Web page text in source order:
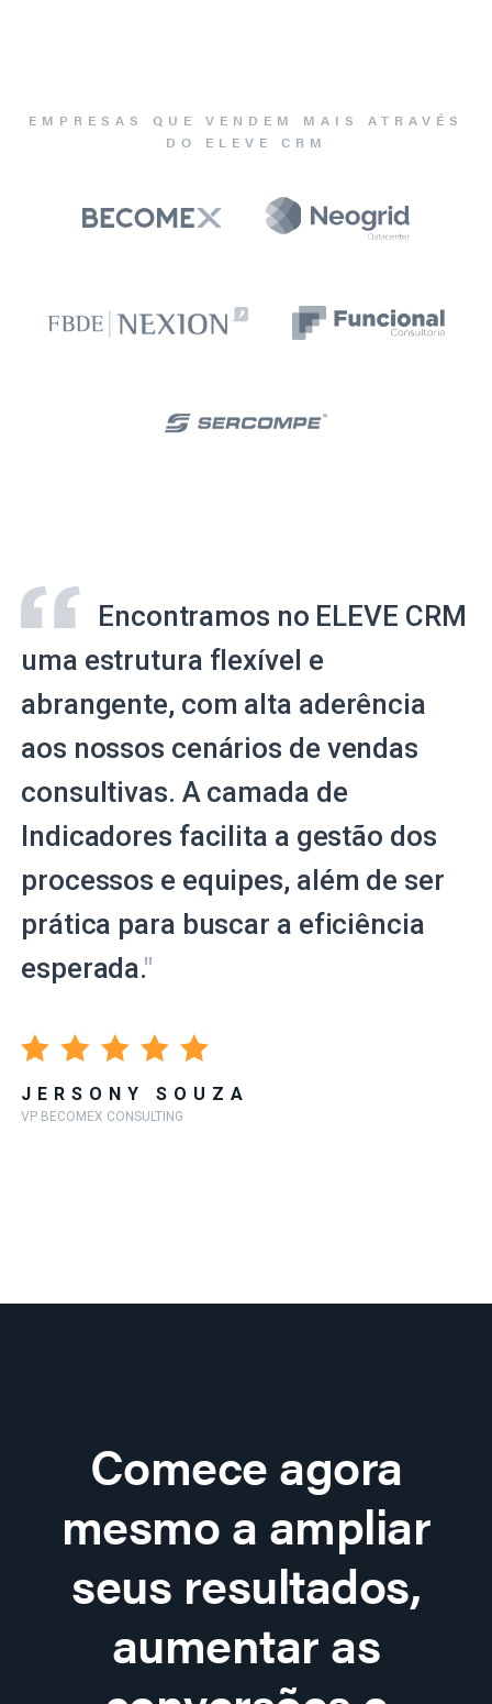
EMPRESAS QUE VENDEM MAIS ATRAVÉS
DO ELEVE CRM
Encontramos no ELEVE CRM
uma estrutura flexível e
abrangente, com alta aderência
aos nossos cenários de vendas
consultivas. A camada de
Indicadores facilita a gestão dos
processos e equipes, além de ser
prática para buscar a eficiência
esperada."
JERSONY SOUZA
VP BECOMEX CONSULTING
Comece agora
mesmo a ampliar
seus resultados,
aumentar as